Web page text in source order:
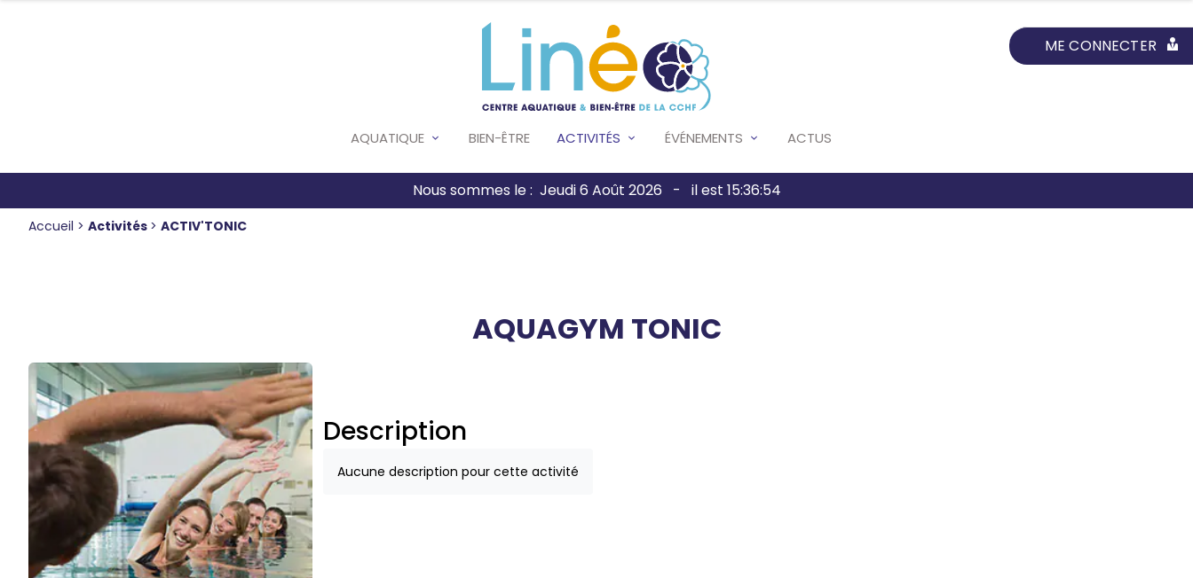
ME CONNECTER
AQUATIQUE BIEN-ÊTRE ACTIVITÉS ÉVÉNEMENTS ACTUS
Nous sommes le : Jeudi 6 Août 2026 - il est 15:36:54
Accueil > Activités > ACTIV'TONIC
AQUAGYM TONIC
Description
Aucune description pour cette activité